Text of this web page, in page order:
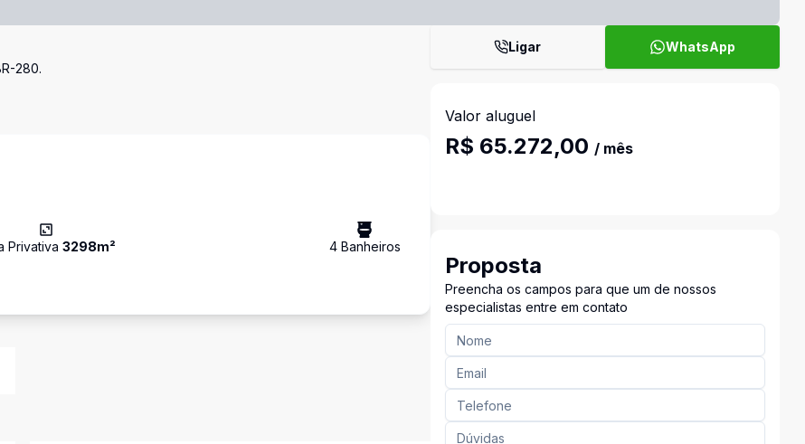
280.
Privativa 3298m² 4Banheiros
Ligar WhatsApp
Valor aluguel
R$ 65.272,00 / mês
Proposta
Preencha os campos para que um de nossos
especialistas entre em contato